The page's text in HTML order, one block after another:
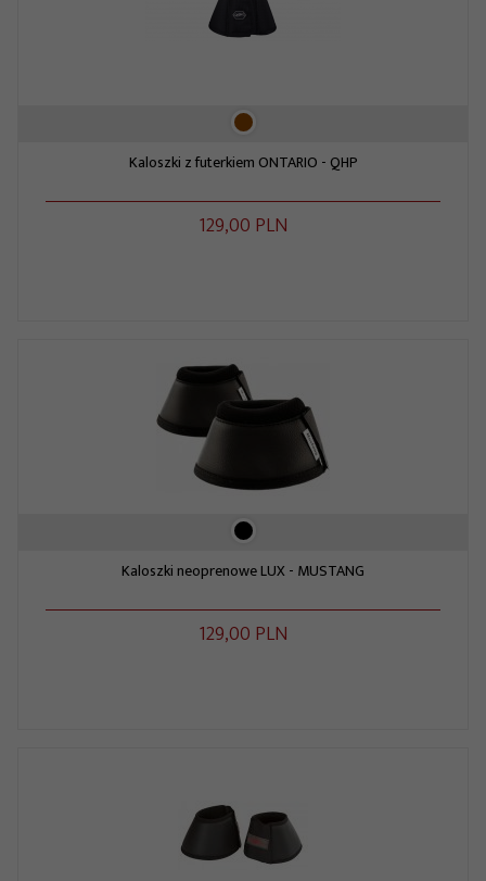
Kaloszki z futerkiem ONTARIO - QHP
129,00 PLN
Kaloszki neoprenowe LUX - MUSTANG
129,00 PLN